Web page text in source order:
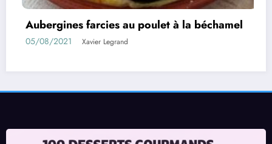
à la béchamel Rouleaux d’aubergines